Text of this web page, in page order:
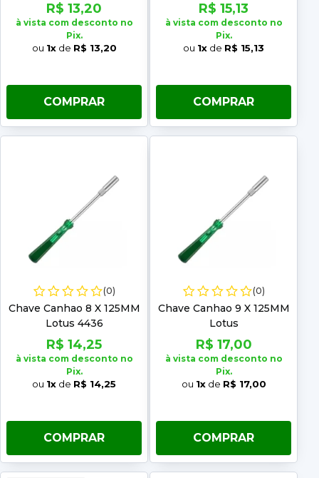
R$ 13,20
à vista com desconto no
Pix.
ou 1xde R$ 13,20
COMPRAR
R$ 15,13
à vista com desconto no
Pix.
ou 1x de R$ 15,13
COMPRAR
(0)
Chave Canhao 8 X 125MM
Lotus 4436
R$ 14,25
à vista com desconto no
Pix.
ou 1x de R$ 14,25
COMPRAR
(0)
Chave Canhao 9 X 125MM
Lotus
R$ 17,00
à vista com desconto no
Pix.
ou 1xde R$ 17,00
COMPRAR